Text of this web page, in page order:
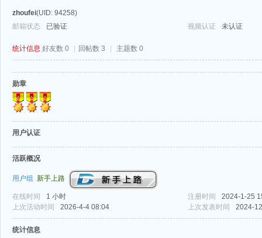
zhoufei(UID: 94258)
邮箱状态
已验证 视频认证 未认证
统计信息 好友数 0 回帖数 3 主题数 0
勋章
用户认证
活跃概况
用户组 新手上路
在线时间 1 小时 注册时间
2024-1-25
上次活动时间
2026-4-4 08:04 上次发表时间 2024-
统计信息